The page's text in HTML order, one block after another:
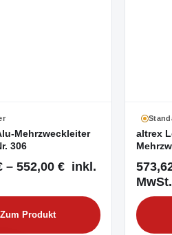
Mehrzweckleiter
306
– 552,00 € inkl.
Zum Produkt
altrex
MwSt.